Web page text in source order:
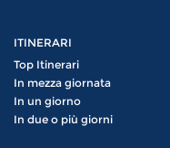
ITINERARI
Top Itinerari
In mezza giornata
In un giorno
In due o più giorni